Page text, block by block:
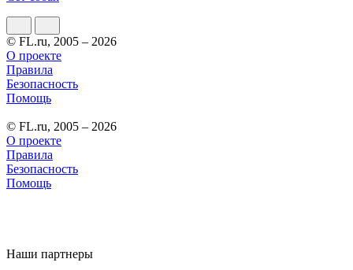
© FL.ru, 2005 – 2026
О проекте
Правила
Безопасность
Помощь
© FL.ru, 2005 – 2026
О проекте
Правила
Безопасность
Помощь
Наши партнеры